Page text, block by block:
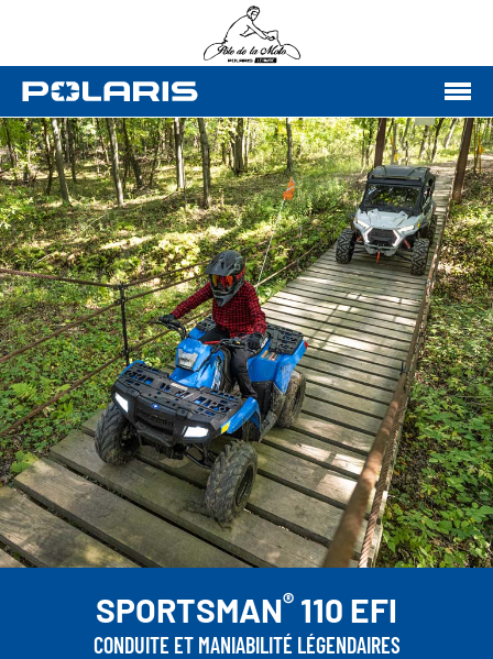
SPORTSMAN® 110 EFI
CONDUITE ET MANIABILITÉ LÉGENDAIRES